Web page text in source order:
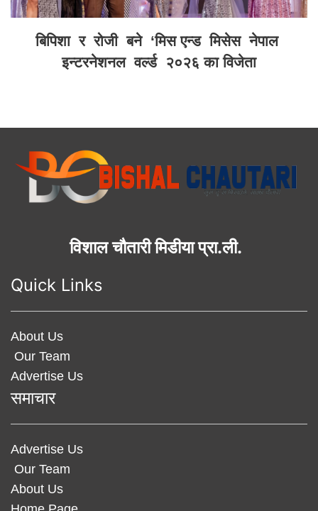
बिपिशा र रोजी बने ‘मिस एन्ड मिसेस नेपाल
इन्टरनेशनल वर्ल्ड २०२६ का विजेता
विशाल चौतारी मिडीया प्रा.ली.
Quick Links
About Us
Our Team
Advertise Us
समाचार
Advertise Us
Our Team
About Us